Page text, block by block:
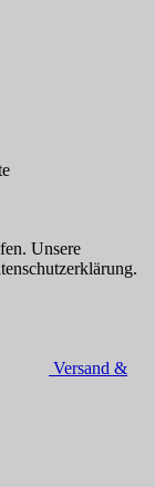
Unsere
Versand &